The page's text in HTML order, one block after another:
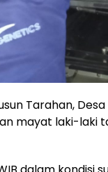
Tarahan,
mayat laki-laki